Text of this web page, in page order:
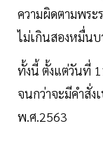
ความผิดตามพร
ไม่เกินสองหมื่น
ทั้งนี้ ตั้งแต่วันที่
จนกว่าจะมีคําสั่
พ.ศ.2563